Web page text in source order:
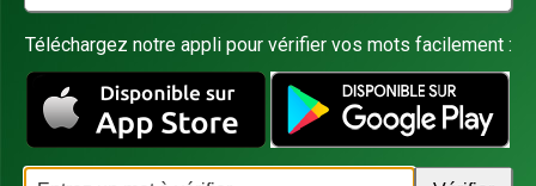
Téléchargez notre appli pour vérifier vos mots facilement :